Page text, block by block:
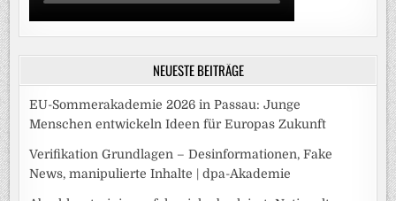
NEUESTE BEITRÄGE
EU-Sommerakademie 2026 in Passau: Junge
Menschen entwickeln Ideen für Europas Zukunft
Verifikation Grundlagen – Desinformationen, Fake
News, manipulierte Inhalte | dpa-Akademie